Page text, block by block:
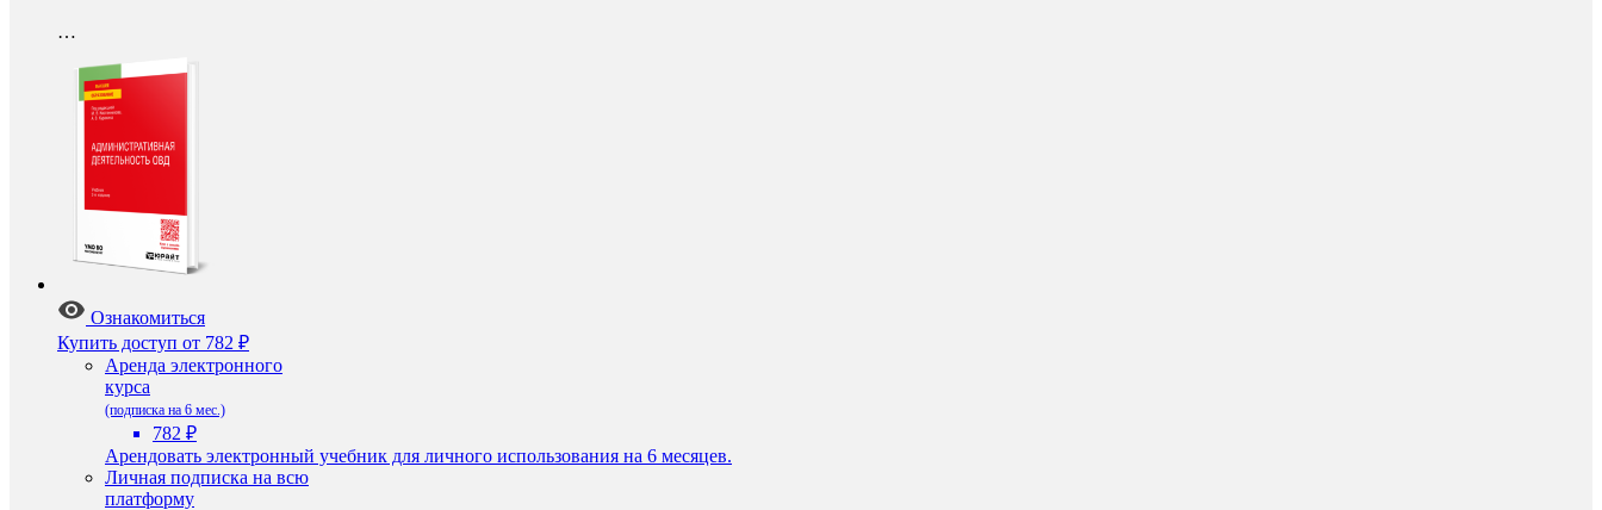
…
Ознакомиться
Купить доступ от 782 ₽
Аренда электронного
курса
(подписка на 6 мес.)
782 ₽
Арендовать электронный учебник для личного использования на 6 месяцев.
Личная подписка на всю
платформу